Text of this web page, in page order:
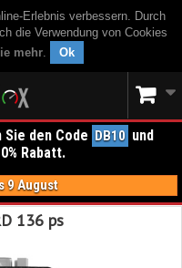
Erlebnis verbessern. Durch
die Verwendung von Cookies
mehr. Ok
Sie den Code DB10 und
Rabatt.
9 August
136 ps